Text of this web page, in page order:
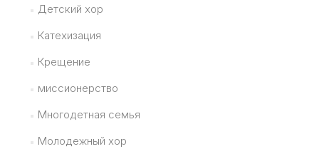
Детский хор
Катехизация
Крещение
миссионерство
Многодетная семья
Молодежный хор